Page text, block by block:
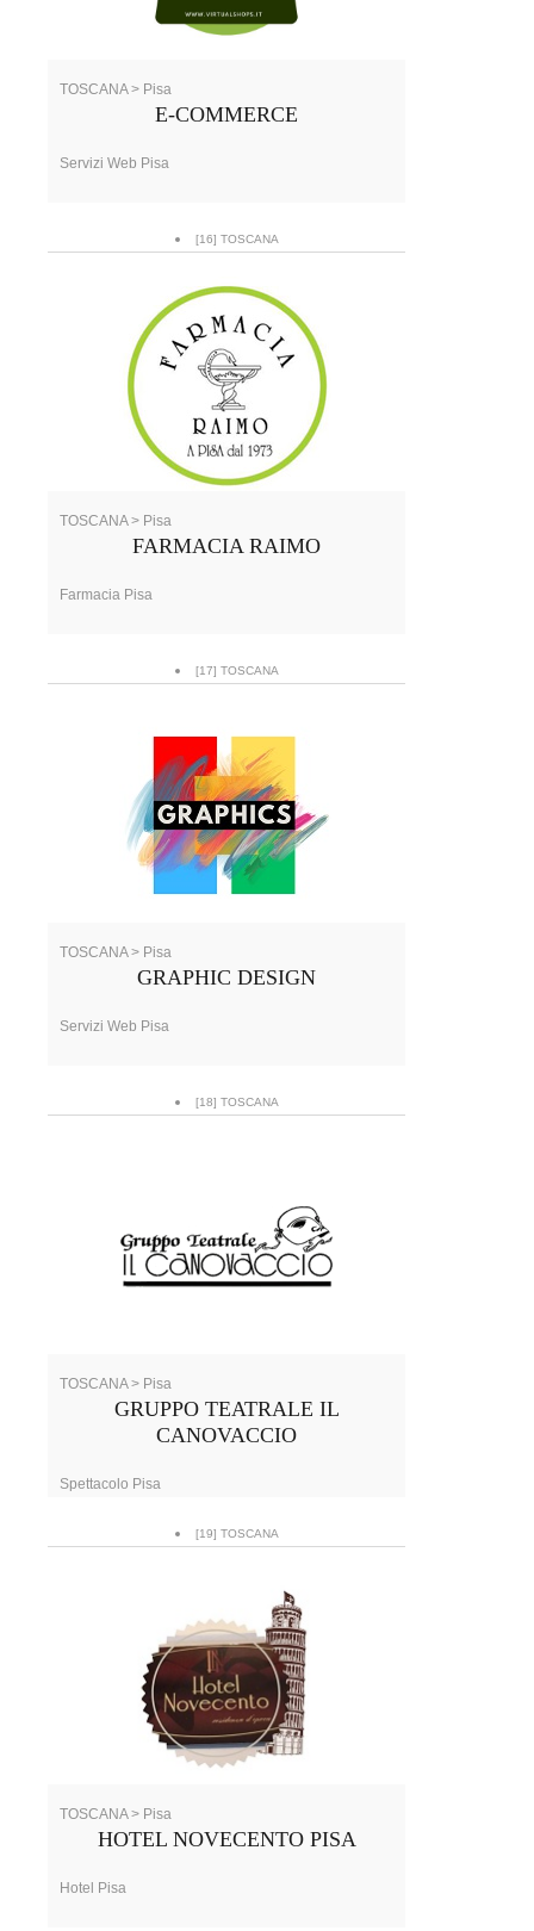
TOSCANA > Pisa
E-COMMERCE
Servizi Web Pisa
[16] TOSCANA
TOSCANA > Pisa
FARMACIA RAIMO
Farmacia Pisa
[17] TOSCANA
TOSCANA > Pisa
GRAPHIC DESIGN
Servizi Web Pisa
[18] TOSCANA
TOSCANA > Pisa
GRUPPO TEATRALE IL
CANOVACCIO
Spettacolo Pisa
[19] TOSCANA
TOSCANA > Pisa
HOTEL NOVECENTO PISA
Hotel Pisa